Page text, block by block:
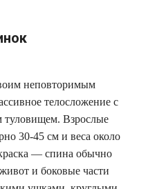
неповторимым
телосложение с
Взрослые
30-45 см и веса около
— спина обычно
и боковые части